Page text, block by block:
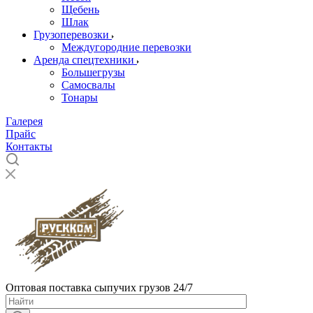
Щебень
Шлак
Грузоперевозки
Междугородние перевозки
Аренда спецтехники
Большегрузы
Самосвалы
Тонары
Галерея
Прайс
Контакты
Оптовая поставка сыпучих грузов 24/7